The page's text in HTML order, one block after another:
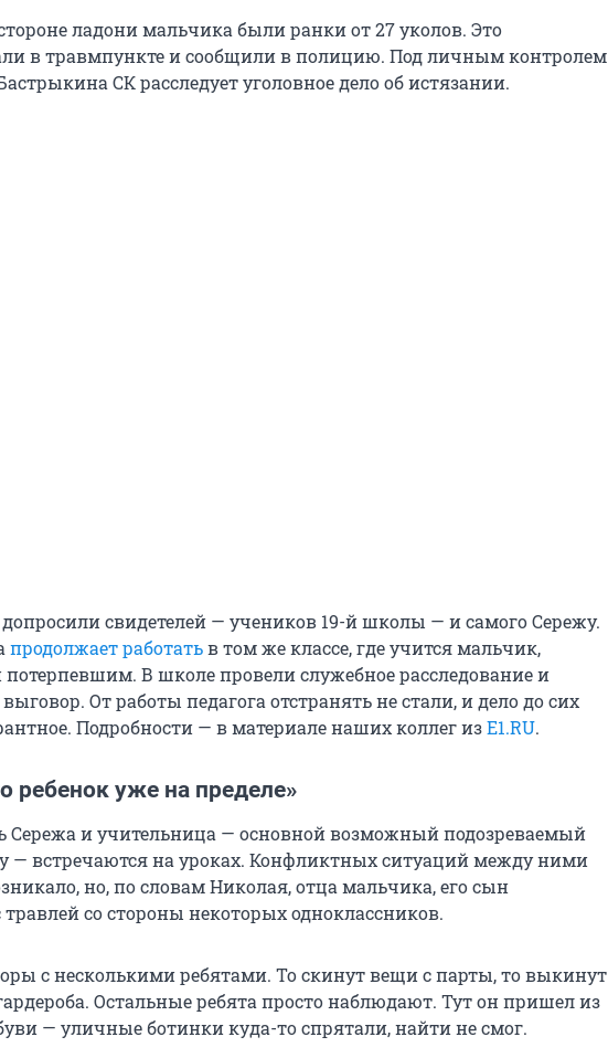
ладони мальчика были ранки от 27 уколов. Это
в травмпункте и сообщили в полицию. Под личным контролем
СК расследует уголовное дело об истязании.
допросили свидетелей — учеников 19-й школы — и самого Сережу.
продолжает работатьв том же классе, где учится мальчик,
В школе провели служебное расследование и
От работы педагога отстранять не стали, и дело до сих
Подробности — в материале наших коллег изE1.RU.
ребенок уже на пределе»
Сережа и учительница — основной возможный подозреваемый
— встречаются на уроках. Конфликтных ситуаций между ними
но, по словам Николая, отца мальчика, его сын
травлей со стороны некоторых одноклассников.
с несколькими ребятами. То скинут вещи с парты, то выкинут
Остальные ребята просто наблюдают. Тут он пришел из
— уличные ботинки куда-то спрятали, найти не смог.